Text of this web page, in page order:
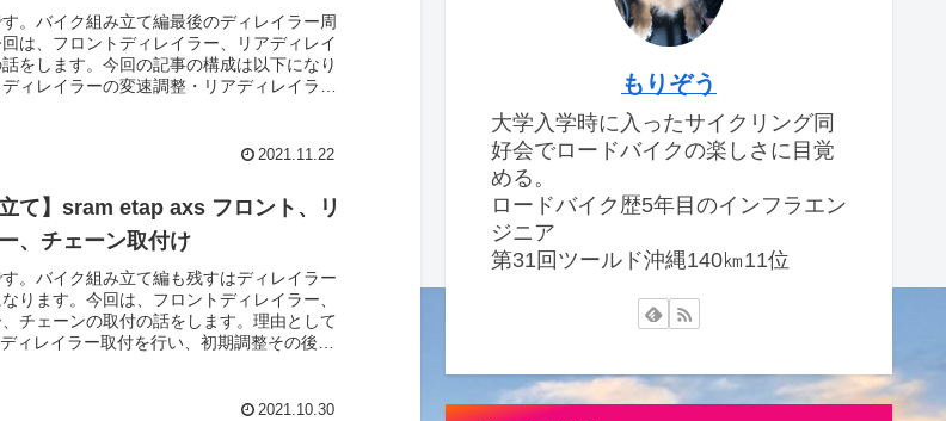
。バイク組み立て編最後のディレイラー周
は、フロントディレイラー、リアディレイ
をします。今回の記事の構成は以下になり
ィレイラーの変速調整・リアディレイラー
2021.11.22
立て】sram etap axs フロント、リ
、チェーン取付け
。バイク組み立て編も残すはディレイラー
ります。今回は、フロントディレイラー、
チェーンの取付の話をします。理由として
ィレイラー取付を行い、初期調整その後チ
2021.10.30
もりぞう
大学入学時に入ったサイクリング同
好会でロードバイクの楽しさに目覚
める。
ロードバイク歴5年目のインフラエン
ジニア
第31回ツールド沖縄140㎞11位